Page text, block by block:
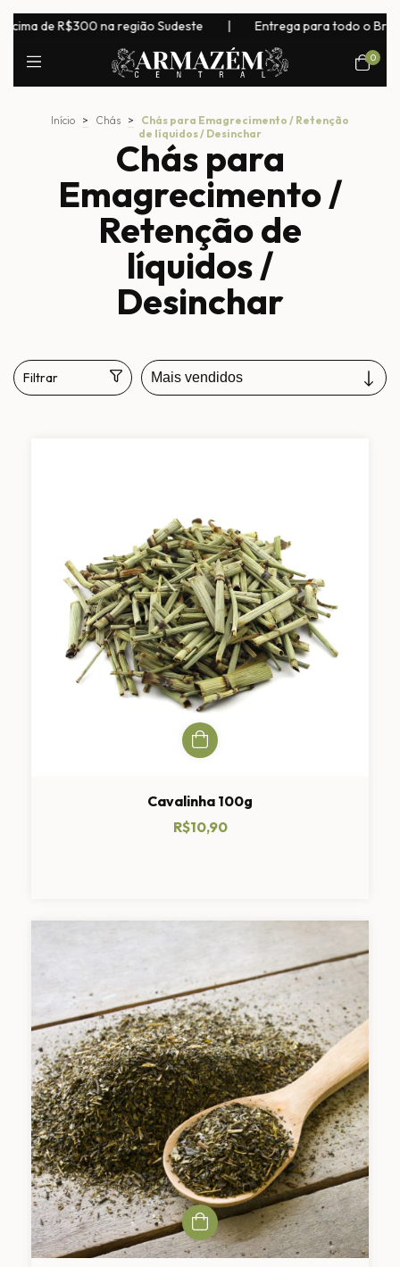
Sudeste | Entrega para todo o Brasil! Exceto laticínios,
0
Início > Chás >
Chás para Emagrecimento / Retenção
de líquidos / Desinchar
Chás para
Emagrecimento /
Retenção de
líquidos /
Desinchar
Filtrar
Cavalinha 100g
R$10,90